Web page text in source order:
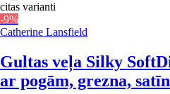
citas varianti
-9%
Catherine Lansfield
Gultas veļa Silky Soft
ar pogām, grezna,